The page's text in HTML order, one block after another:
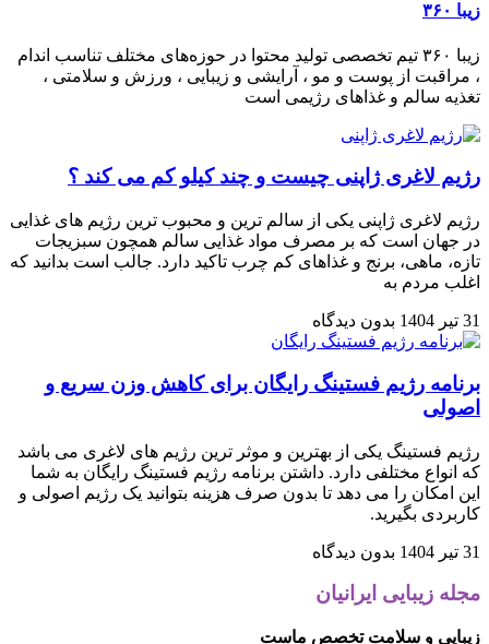
زیبا ۳۶۰
زیبا ۳۶۰ تیم تخصصی تولید محتوا در حوزه‌های مختلف تناسب اندام
، مراقبت از پوست و مو ، آرایشی و زیبایی ، ورزش و سلامتی ،
تغذیه سالم و غذاهای رژیمی است
رژیم لاغری ژاپنی چیست و چند کیلو کم می کند ؟
رژیم لاغری ژاپنی یکی از سالم ترین و محبوب ترین رژیم های غذایی
در جهان است که بر مصرف مواد غذایی سالم همچون سبزیجات
تازه، ماهی، برنج و غذاهای کم چرب تاکید دارد. جالب است بدانید که
اغلب مردم به
31 تیر 1404 بدون دیدگاه
برنامه رژیم فستینگ رایگان برای کاهش وزن سریع و
اصولی
رژیم فستینگ یکی از بهترین و موثر ترین رژیم های لاغری می باشد
که انواع مختلفی دارد. داشتن برنامه رژیم فستینگ رایگان به شما
این امکان را می دهد تا بدون صرف هزینه بتوانید یک رژیم اصولی و
کاربردی بگیرید.
31 تیر 1404 بدون دیدگاه
مجله زیبایی ایرانیان
زیبایی و سلامت تخصص ماست